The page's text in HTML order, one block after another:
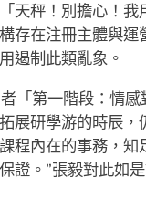
天秤！別擔心！
存在注冊主體與
遏制此類亂象。
「第一階段：情
展研學游的時辰
程內在的事務，
證。”張毅對此如是